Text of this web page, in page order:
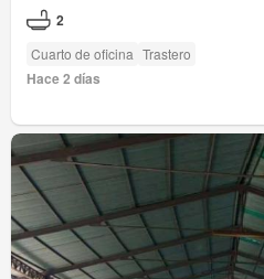
2
Cuarto de oficina Trastero
Hace 2 días